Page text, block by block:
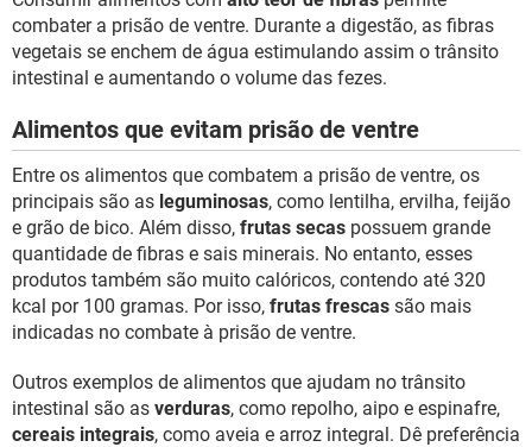
combater a prisão de ventre. Durante a digestão, as fibras
vegetais se enchem de água estimulando assim o trânsito
intestinal e aumentando o volume das fezes.
Alimentos que evitam prisão de ventre
Entre os alimentos que combatem a prisão de ventre, os
principais são as leguminosas, como lentilha, ervilha, feijão
e grão de bico. Além disso, frutas secas possuem grande
quantidade de fibras e sais minerais. No entanto, esses
produtos também são muito calóricos, contendo até 320
kcal por 100 gramas. Por isso, frutas frescas são mais
indicadas no combate à prisão de ventre.
Outros exemplos de alimentos que ajudam no trânsito
intestinal são as verduras, como repolho, aipo e espinafre,
cereais integrais, como aveia e arroz integral. Dê preferência